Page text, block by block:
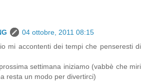
04 ottobre, 2011 08:15
mi accontenti dei tempi che penseresti di
settimana iniziamo (vabbè che miri
resta un modo per divertirci)